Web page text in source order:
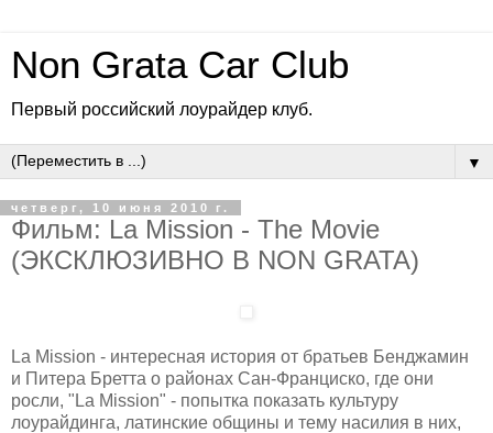
Non Grata Car Club
Первый российский лоурайдер клуб.
▼
четверг, 10 июня 2010 г.
Фильм: La Mission - The Movie
(ЭКСКЛЮЗИВНО В NON GRATA)
La Mission - интересная история от братьев Бенджамин
и Питера Бретта о районах Сан-Франциско, где они
росли, "La Mission" - попытка показать культуру
лоурайдинга, латинские общины и тему насилия в них,